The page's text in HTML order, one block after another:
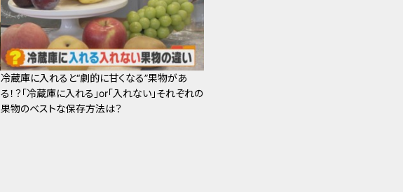
冷蔵庫に入れると“劇的に甘くなる”果物があ
る！？「冷蔵庫に入れる」or「入れない」それぞれの
果物のベストな保存方法は？